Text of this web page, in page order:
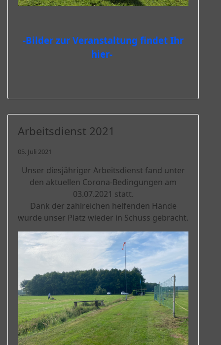
-Bilder zur Veranstaltung findet Ihr
hier-
Arbeitsdienst 2021
05. Juli 2021
Unser diesjähriger Arbeitsdienst fand unter
den aktuellen Corona-Bedingungen am
03.07.2021 statt.
Dank der zahlreichen helfenden Hände
wurde unser Platz wieder in Schuss gebracht.